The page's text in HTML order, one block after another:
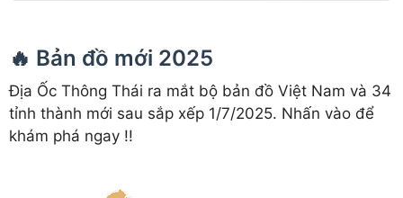
🔥 Bản đồ mới 2025
Địa Ốc Thông Thái ra mắt bộ bản đồ Việt Nam và 34
tỉnh thành mới sau sắp xếp 1/7/2025. Nhấn vào để
khám phá ngay !!